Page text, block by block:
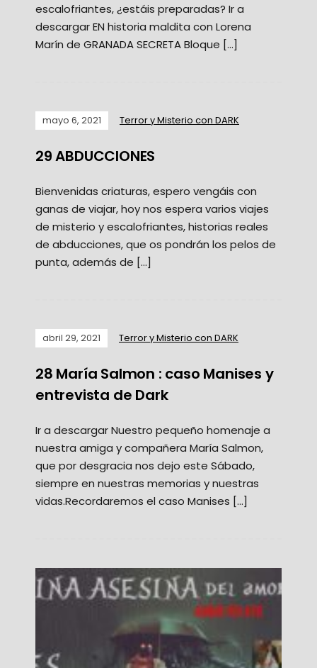
escalofriantes, ¿estáis preparadas? Ir a
descargar EN historia maldita con Lorena
Marín de GRANADA SECRETA Bloque […]
mayo 6, 2021 Terror y Misterio con DARK
29 ABDUCCIONES
Bienvenidas criaturas, espero vengáis con
ganas de viajar, hoy nos espera varios viajes
de misterio y escalofriantes, historias reales
de abducciones, que os pondrán los pelos de
punta, además de […]
abril 29, 2021 Terror y Misterio con DARK
28 María Salmon : caso Manises y
entrevista de Dark
Ir a descargar Nuestro pequeño homenaje a
nuestra amiga y compañera María Salmon,
que por desgracia nos dejo este Sábado,
siempre en nuestras memorias y nuestras
vidas.Recordaremos el caso Manises […]